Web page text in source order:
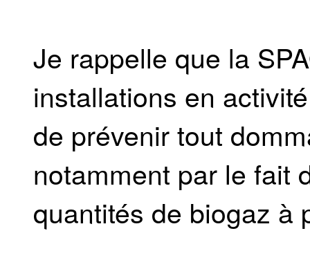
Je rappelle que la
installations en
de prévenir tout
notamment par le fait
quantités de biogaz à